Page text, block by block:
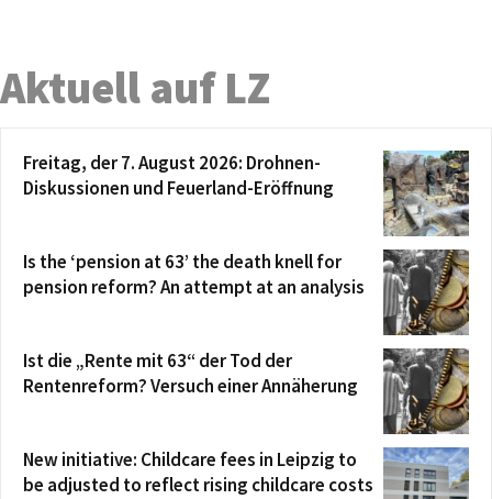
Aktuell auf LZ
Freitag, der 7. August 2026: Drohnen-
Diskussionen und Feuerland-Eröffnung
Is the ‘pension at 63’ the death knell for
pension reform? An attempt at an analysis
Ist die „Rente mit 63“ der Tod der
Rentenreform? Versuch einer Annäherung
New initiative: Childcare fees in Leipzig to
be adjusted to reflect rising childcare costs